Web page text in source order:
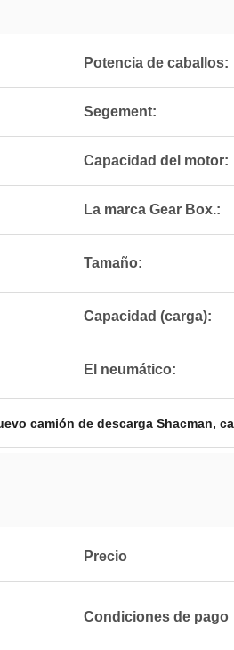
Potencia de caballos:
Segement:
Capacidad del motor:
La marca Gear Box.:
Tamaño:
Capacidad (carga):
El neumático:
camión de descarga Shacman,
Precio
Condiciones de pago